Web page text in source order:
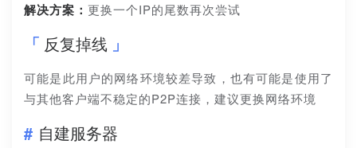
解决方案： 更换一个IP的尾数再次尝试
反复掉线
可能是此用户的网络环境较差导致，也有可能是使用了
与其他客户端不稳定的P2P连接，建议更换网络环境
自建服务器